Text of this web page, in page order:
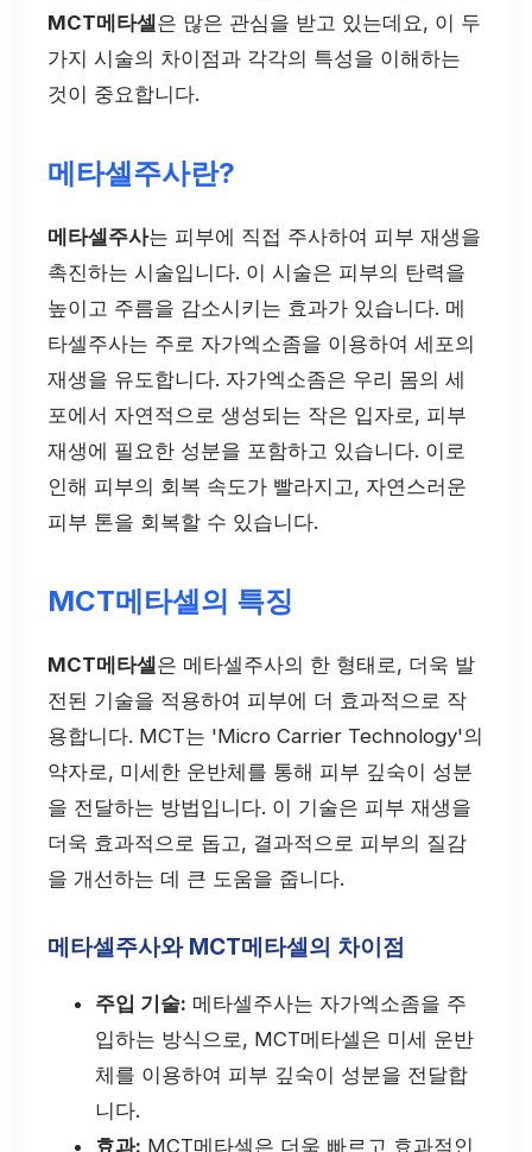
MCT메타셀은 많은 관심을 받고 있는데요, 이 두
가지 시술의 차이점과 각각의 특성을 이해하는
것이 중요합니다.
메타셀주사란?
메타셀주사는 피부에 직접 주사하여 피부 재생을
촉진하는 시술입니다. 이 시술은 피부의 탄력을
높이고 주름을 감소시키는 효과가 있습니다. 메
타셀주사는 주로 자가엑소좀을 이용하여 세포의
재생을 유도합니다. 자가엑소좀은 우리 몸의 세
포에서 자연적으로 생성되는 작은 입자로, 피부
재생에 필요한 성분을 포함하고 있습니다. 이로
인해 피부의 회복 속도가 빨라지고, 자연스러운
피부 톤을 회복할 수 있습니다.
MCT메타셀의 특징
MCT메타셀은 메타셀주사의 한 형태로, 더욱 발
전된 기술을 적용하여 피부에 더 효과적으로 작
용합니다. MCT는 'Micro Carrier Technology'의
약자로, 미세한 운반체를 통해 피부 깊숙이 성분
을 전달하는 방법입니다. 이 기술은 피부 재생을
더욱 효과적으로 돕고, 결과적으로 피부의 질감
을 개선하는 데 큰 도움을 줍니다.
메타셀주사와 MCT메타셀의 차이점
주입 기술: 메타셀주사는 자가엑소좀을 주
입하는 방식으로, MCT메타셀은 미세 운반
체를 이용하여 피부 깊숙이 성분을 전달합
니다.
효과: MCT메타셀은 더욱 빠르고 효과적인